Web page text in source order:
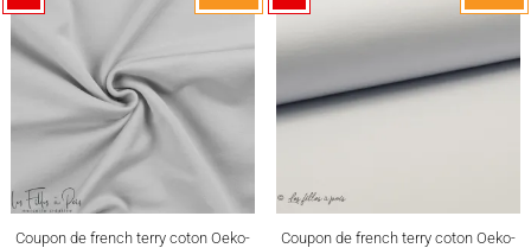
Coupon de french terry coton Oeko-
Coupon de french terry coton Oeko-